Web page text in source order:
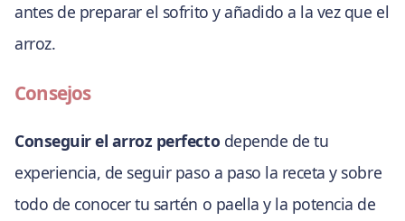
antes de preparar el sofrito y añadido a la vez que el
arroz.
Consejos
Conseguir el arroz perfecto depende de tu
experiencia, de seguir paso a paso la receta y sobre
todo de conocer tu sartén o paella y la potencia de